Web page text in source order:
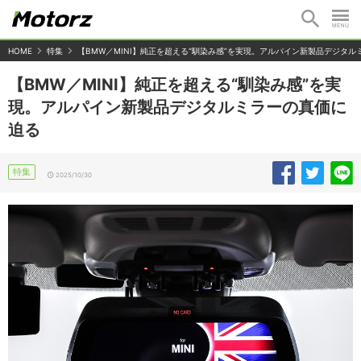
HOME 特集 【BMW／MINI】純正を超える“馴染み感”を実現。アルパイン新製品デジタル
【BMW／MINI】純正を超える“馴染み感”を実
現。アルパイン新製品デジタルミラーの真価に
迫る
特集 2025/10/30